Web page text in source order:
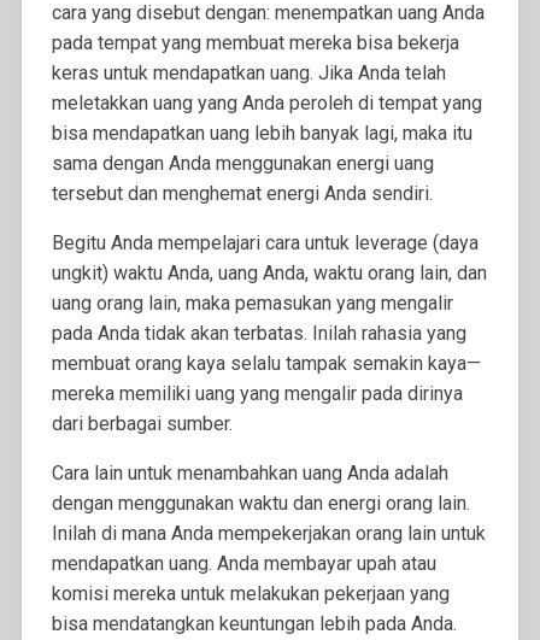
cara yang disebut dengan: menempatkan uang Anda
pada tempat yang membuat mereka bisa bekerja
keras untuk mendapatkan uang. Jika Anda telah
meletakkan uang yang Anda peroleh di tempat yang
bisa mendapatkan uang lebih banyak lagi, maka itu
sama dengan Anda menggunakan energi uang
tersebut dan menghemat energi Anda sendiri.
Begitu Anda mempelajari cara untuk leverage (daya
ungkit) waktu Anda, uang Anda, waktu orang lain, dan
uang orang lain, maka pemasukan yang mengalir
pada Anda tidak akan terbatas. Inilah rahasia yang
membuat orang kaya selalu tampak semakin kaya—
mereka memiliki uang yang mengalir pada dirinya
dari berbagai sumber.
Cara lain untuk menambahkan uang Anda adalah
dengan menggunakan waktu dan energi orang lain.
Inilah di mana Anda mempekerjakan orang lain untuk
mendapatkan uang. Anda membayar upah atau
komisi mereka untuk melakukan pekerjaan yang
bisa mendatangkan keuntungan lebih pada Anda.